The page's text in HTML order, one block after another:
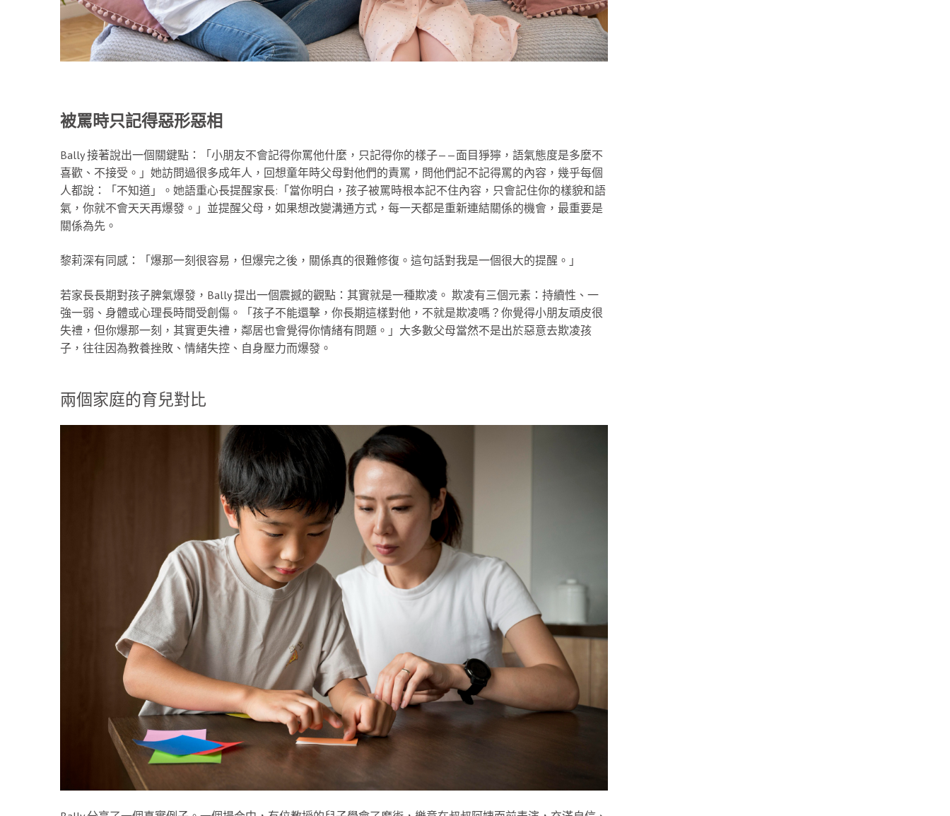
被罵時只記得惡形惡相
Bally 接著說出一個關鍵點：「小朋友不會記得你罵他什麼，只記得你的樣子——面目猙獰，語氣態度是多麼不
喜歡、不接受。」她訪問過很多成年人，回想童年時父母對他們的責罵，問他們記不記得罵的內容，幾乎每個
人都說：「不知道」。她語重心長提醒家長:「當你明白，孩子被罵時根本記不住內容，只會記住你的樣貌和語
氣，你就不會天天再爆發。」並提醒父母，如果想改變溝通方式，每一天都是重新連結關係的機會，最重要是
關係為先。
黎莉深有同感：「爆那一刻很容易，但爆完之後，關係真的很難修復。這句話對我是一個很大的提醒。」
若家長長期對孩子脾氣爆發，Bally 提出一個震撼的觀點：其實就是一種欺凌。 欺凌有三個元素：持續性、一
強一弱、身體或心理長時間受創傷。「孩子不能還擊，你長期這樣對他，不就是欺凌嗎？你覺得小朋友頑皮很
失禮，但你爆那一刻，其實更失禮，鄰居也會覺得你情緒有問題。」大多數父母當然不是出於惡意去欺凌孩
子，往往因為教養挫敗、情緒失控、自身壓力而爆發。
兩個家庭的育兒對比